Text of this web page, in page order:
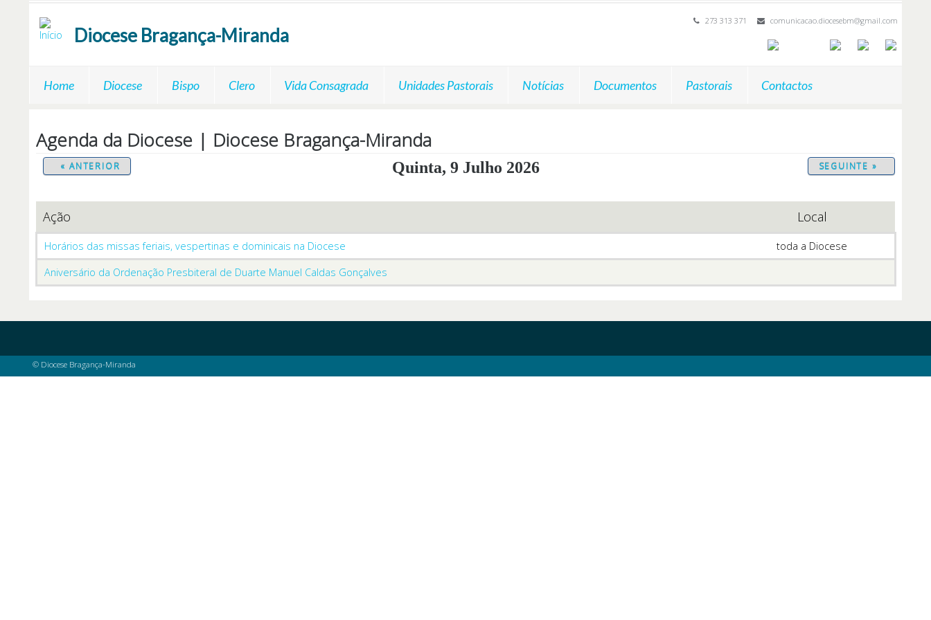
Diocese Bragança-Miranda
273 313 371 comunicacao.diocesebm@gmail.com
Home Diocese Bispo Clero Vida Consagrada Unidades Pastorais Notícias Documentos Pastorais Contactos
Agenda da Diocese | Diocese Bragança-Miranda
Quinta, 9 Julho 2026
« ANTERIOR SEGUINTE »
Ação Local
Horários das missas feriais, vespertinas e dominicais na Diocese
toda a Diocese
Aniversário da Ordenação Presbiteral de Duarte Manuel Caldas Gonçalves
© Diocese Bragança-Miranda